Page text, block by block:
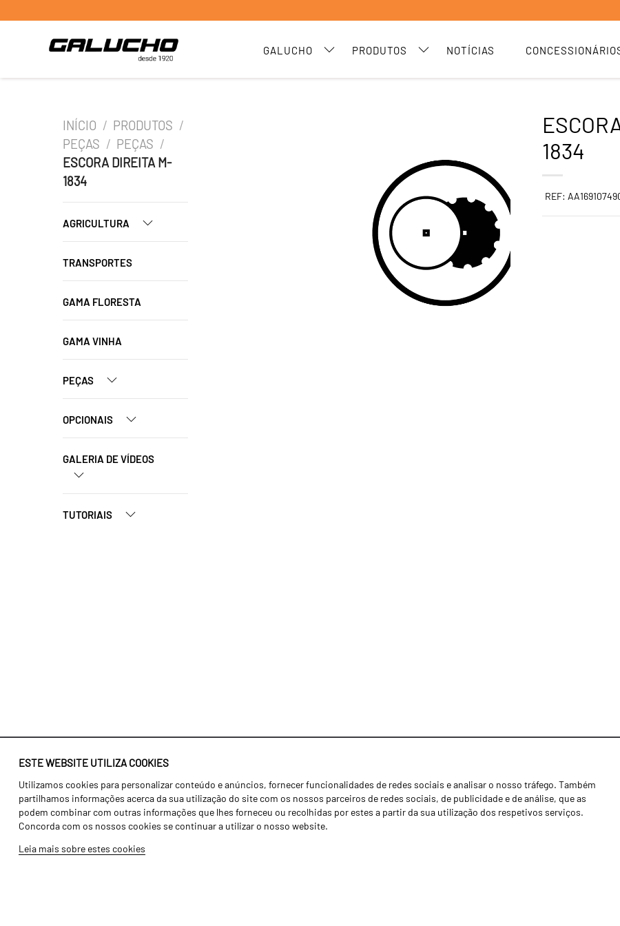
GALUCHO PRODUTOS NOTÍCIAS
ESTE WEBSITE UTILIZA COOKIES
Utilizamos cookies para personalizar conteúdo e anúncios, fornecer funcionalidades de redes sociais e analisar o nosso tráfego. Também
partilhamos informações acerca da sua utilização do site com os nossos parceiros de redes sociais, de publicidade e de análise, que as
podem combinar com outras informações que lhes forneceu ou recolhidas por estes a partir da sua utilização dos respetivos serviços.
Concorda com os nossos cookies se continuar a utilizar o nosso website.
Leia mais sobre estes cookies
INÍCIO / PRODUTOS /
PEÇAS / PEÇAS /
ESCORA DIREITA M-
1834
AGRICULTURA
TRANSPORTES
GAMA FLORESTA
GAMA VINHA
PEÇAS
OPCIONAIS
GALERIA DE VÍDEOS
TUTORIAIS
1834
REF:
Identidade
História
Fábrica / Produção
Recursos Humanos
Agricultura
Transportes
Gama Floresta
Notícias
Concessionários